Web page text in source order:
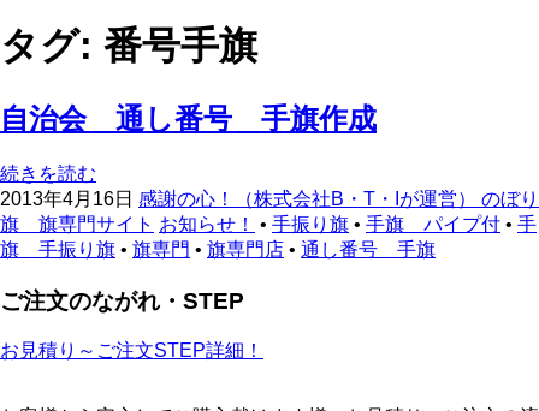
タグ: 番号手旗
自治会 通し番号 手旗作成
続きを読む
2013年4月16日 感謝の心！（株式会社B・T・Iが運営） のぼり
旗 旗専門サイト お知らせ！ • 手振り旗 • 手旗 パイプ付 • 手
旗 手振り旗 • 旗専門 • 旗専門店 • 通し番号 手旗
ご注文のながれ・STEP
お見積り～ご注文STEP詳細！